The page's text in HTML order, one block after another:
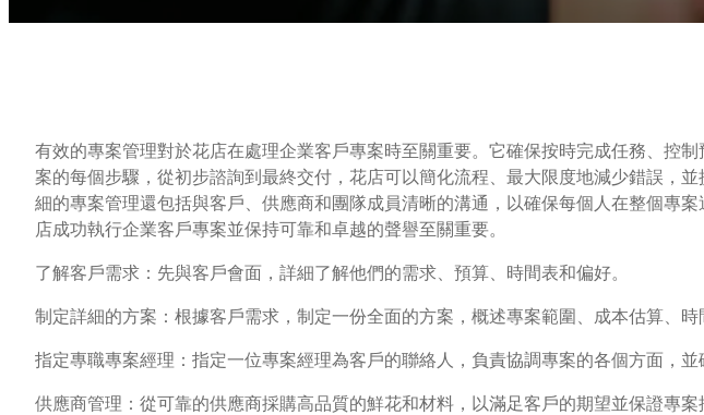
有效的專案管理對於花店在處理企業客戶專案時至關重要。它確保按時完成任務、控
案的每個步驟，從初步諮詢到最終交付，花店可以簡化流程、最大限度地減少錯誤，
細的專案管理還包括與客戶、供應商和團隊成員清晰的溝通，以確保每個人在整個專
店成功執行企業客戶專案並保持可靠和卓越的聲譽至關重要。
了解客戶需求：先與客戶會面，詳細了解他們的需求、預算、時間表和偏好。
制定詳細的方案：根據客戶需求，制定一份全面的方案，概述專案範圍、成本估算、時
指定專職專案經理：指定一位專案經理為客戶的聯絡人，負責協調專案的各個方面，並
供應商管理：從可靠的供應商採購高品質的鮮花和材料，以滿足客戶的期望並保證專案